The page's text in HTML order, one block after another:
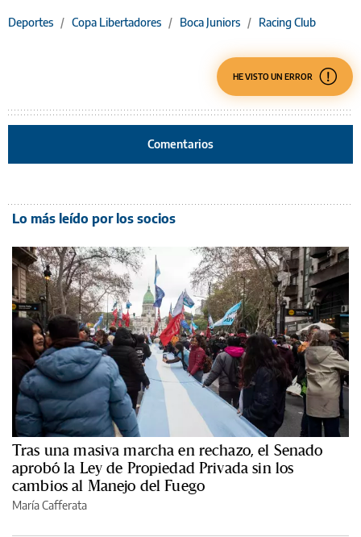
Deportes / Copa Libertadores / Boca Juniors / Racing Club
HE VISTO UN ERROR
Comentarios
Lo más leído por los socios
Tras una masiva marcha en rechazo, el Senado
aprobó la Ley de Propiedad Privada sin los
cambios al Manejo del Fuego
María Cafferata